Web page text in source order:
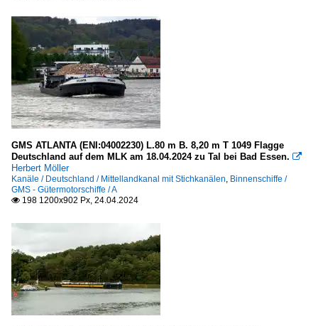
GMS ATLANTA (ENI:04002230) L.80 m B. 8,20 m T 1049 Flagge
Deutschland auf dem MLK am 18.04.2024 zu Tal bei Bad Essen. 
Herbert Möller
Kanäle / Deutschland / Mittellandkanal mit Stichkanälen, Binnenschiffe /
GMS - Gütermotorschiffe / A
 198 1200x902 Px, 24.04.2024